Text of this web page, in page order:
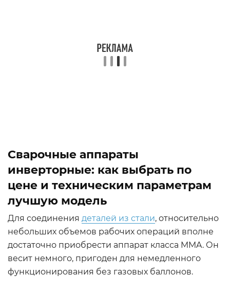
Сварочные аппараты
инверторные: как выбрать по
цене и техническим параметрам
лучшую модель
Для соединения деталей из стали, относительно
небольших объемов рабочих операций вполне
достаточно приобрести аппарат класса MMA. Он
весит немного, пригоден для немедленного
функционирования без газовых баллонов.